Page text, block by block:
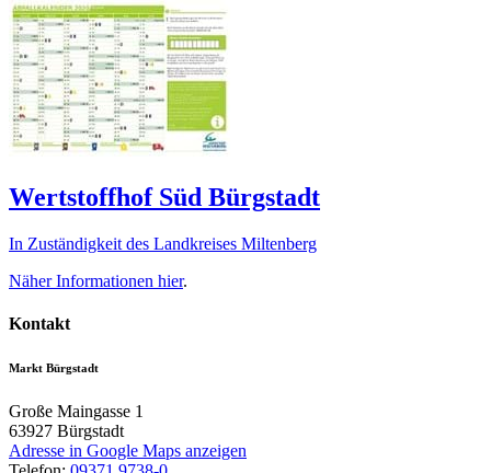
Wertstoffhof Süd Bürgstadt
In Zuständigkeit des Landkreises Miltenberg
Näher Informationen hier.
Kontakt
Markt Bürgstadt
Große Maingasse 1
63927 Bürgstadt
Adresse in Google Maps anzeigen